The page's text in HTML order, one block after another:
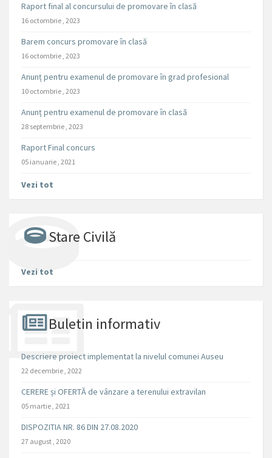
Raport final al concursului de promovare în clasă
16 octombrie , 2023
Barem concurs promovare în clasă
16 octombrie , 2023
Anunț pentru examenul de promovare în grad profesional
10 octombrie , 2023
Anunț pentru examenul de promovare în clasă
28 septembrie , 2023
Raport Final concurs
05 ianuarie , 2021
Vezi tot
Stare Civilă
Vezi tot
Buletin informativ
Descriere proiect implementat la nivelul comunei Auseu
22 decembrie , 2022
CERERE și OFERTĂ de vânzare a terenului extravilan
05 martie , 2021
DISPOZITIA NR. 86 DIN 27.08.2020
27 august , 2020